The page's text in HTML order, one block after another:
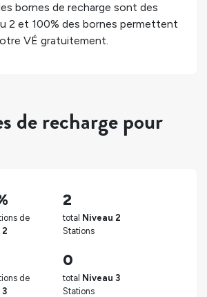
bornes de recharge sont des
2 et 100% des bornes permettent
VÉ gratuitement.
de recharge pour
de
2
2
total Niveau 2
Stations
de
3
0
total Niveau 3
Stations